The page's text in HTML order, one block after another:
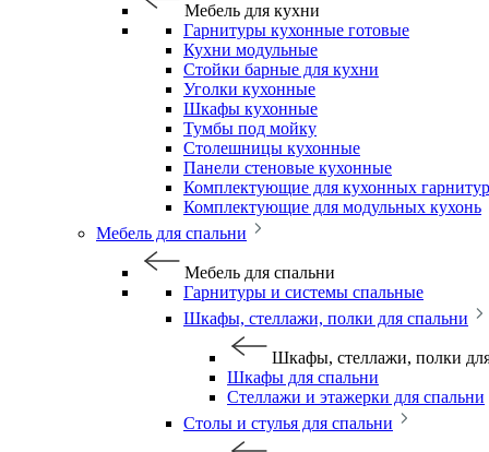
Мебель для кухни
Гарнитуры кухонные готовые
Кухни модульные
Стойки барные для кухни
Уголки кухонные
Шкафы кухонные
Тумбы под мойку
Столешницы кухонные
Панели стеновые кухонные
Комплектующие для кухонных
Комплектующие для модульных кухонь
Мебель для спальни
Мебель для спальни
Гарнитуры и системы спальные
Шкафы, стеллажи, полки для спальни
Шкафы, стеллажи, полки
Шкафы для спальни
Стеллажи и этажерки для спальни
Столы и стулья для спальни